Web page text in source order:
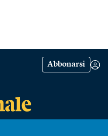
Abbonarsi